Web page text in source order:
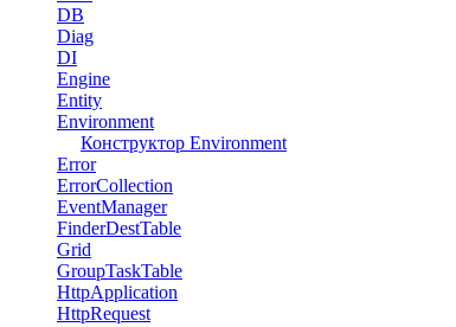
DB
Diag
DI
Engine
Entity
Environment
Конструктор Environment
Error
ErrorCollection
EventManager
FinderDestTable
Grid
GroupTaskTable
HttpApplication
HttpRequest